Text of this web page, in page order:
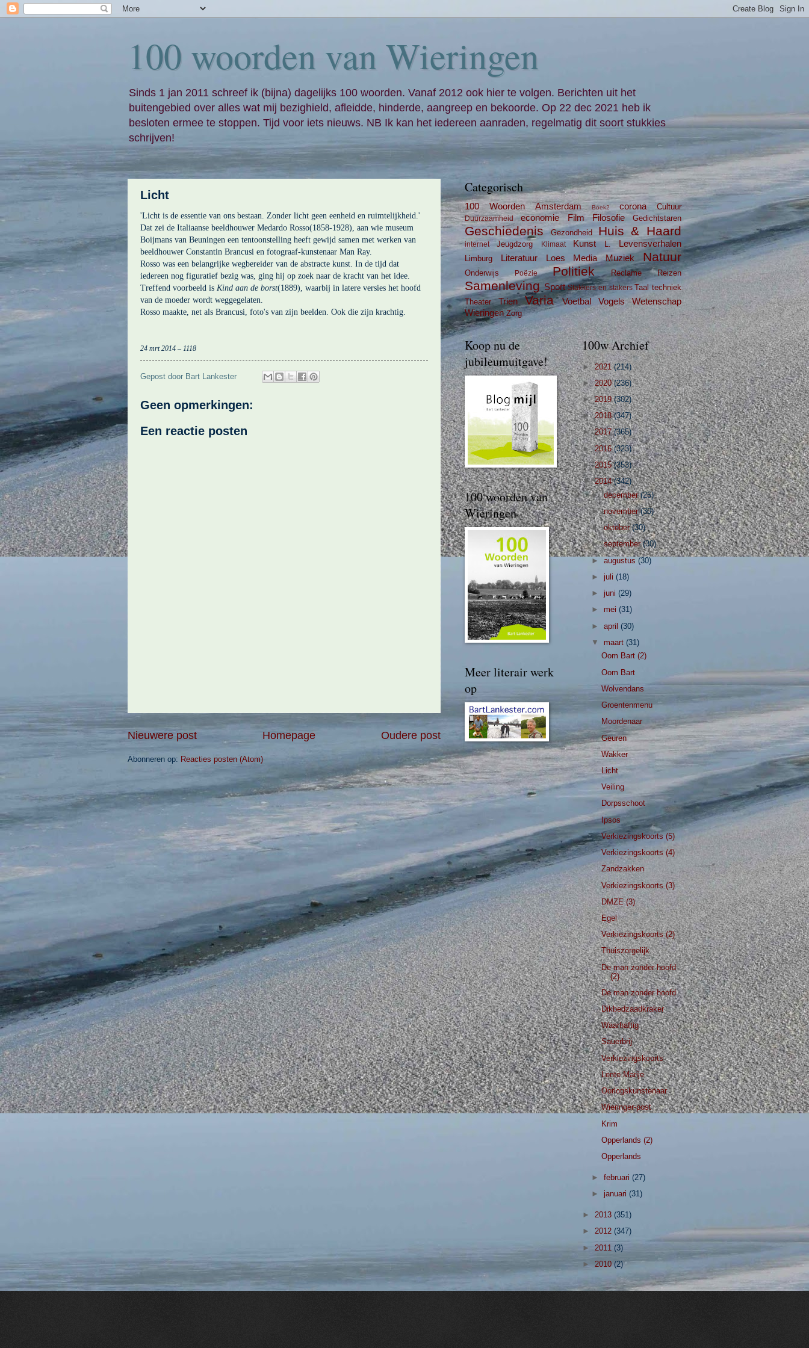
100 woorden van Wieringen
Sinds 1 jan 2011 schreef ik (bijna) dagelijks 100 woorden. Vanaf 2012 ook hier te volgen. Berichten uit het
buitengebied over alles wat mij bezighield, afleidde, hinderde, aangreep en bekoorde. Op 22 dec 2021 heb ik
besloten ermee te stoppen. Tijd voor iets nieuws. NB Ik kan het iedereen aanraden, regelmatig dit soort stukkies
schrijven!
Licht
'Licht is de essentie van ons bestaan. Zonder licht geen eenheid en ruimtelijkheid.'
Dat zei de Italiaanse beeldhouwer Medardo Rosso(1858-1928), aan wie museum
Boijmans van Beuningen een tentoonstelling heeft gewijd samen met werken van
beeldhouwer Constantin Brancusi en fotograaf-kunstenaar Man Ray.
Rosso was een belangrijke wegbereider van de abstracte kunst. In de tijd dat
iedereen nog figuratief bezig was, ging hij op zoek naar de kracht van het idee.
Treffend voorbeeld is Kind aan de borst(1889), waarbij in latere versies het hoofd
van de moeder wordt weggegelaten.
Rosso maakte, net als Brancusi, foto's van zijn beelden. Ook die zijn krachtig.
24 mrt 2014 – 1118
Gepost door Bart Lankester
Geen opmerkingen:
Een reactie posten
Nieuwere post Oudere post
Homepage
Abonneren op: Reacties posten (Atom)
Categorisch
100 Woorden Amsterdam Boek2 corona Cultuur
Duurzaamheid economie Film Filosofie Gedichtstaren
Geschiedenis Gezondheid Huis & Haard
internet Jeugdzorg Klimaat Kunst L. Levensverhalen
Limburg Literatuur Loes Media Muziek Natuur
Onderwijs Poëzie Politiek Reclame Reizen
Samenleving Sport Stakkers en stakers Taal techniek
Theater
Trien Varia Voetbal Vogels
Wetenschap
Wieringen Zorg
Koop nu de
jubileumuitgave!
100 woorden van
Wieringen
Meer literair werk
op
100w Archief
►2021(214)
►2020(236)
►2019(302)
►2018(347)
►2017(365)
►2016(323)
►2015(353)
▼2014(342)
►december(25)
►november(30)
►oktober(30)
►september(30)
►augustus(30)
►juli(18)
►juni(29)
► mei(31)
►april(30)
▼ maart(31)
Oom Bart (2)
Oom Bart
Wolvendans
Groentenmenu
Moordenaar
Geuren
Wakker
Licht
Veiling
Dorpsschoot
Ipsos
Verkiezingskoorts (5)
Verkiezingskoorts (4)
Zandzakken
Verkiezingskoorts (3)
DMZE (3)
Egel
Verkiezingskoorts (2)
Thuiszorgelijk
De man zonder hoofd
(2)
De man zonder hoofd
Dikbedzaadkraker
Waarhaftig
Sauerbrij
Verkiezingskoorts
Lente Marije
Oorlogskunstenaar
Wieringer-post
Krim
Opperlands (2)
Opperlands
►februari(27)
► januari(31)
► 2013 (351)
► 2012 (347)
► 2011 (3)
► 2010(2)